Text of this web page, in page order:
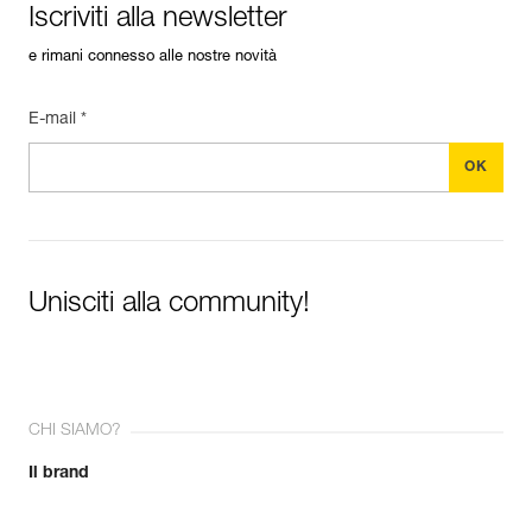
Iscriviti alla newsletter
e rimani connesso alle nostre novità
E-mail *
Unisciti alla community!
CHI SIAMO?
Il brand